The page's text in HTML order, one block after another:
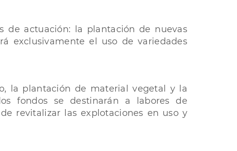
de actuación: la plantación de nuevas
exclusivamente el uso de variedades
la plantación de material vegetal y la
fondos se destinarán a labores de
revitalizar las explotaciones en uso y